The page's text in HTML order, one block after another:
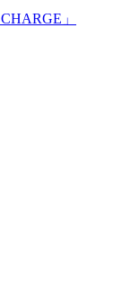
」